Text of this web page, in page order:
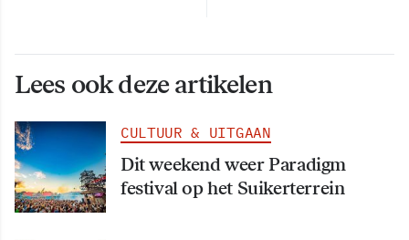
Lees ook deze artikelen
CULTUUR & UITGAAN
Dit weekend weer Paradigm
festival op het Suikerterrein